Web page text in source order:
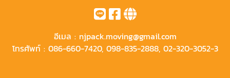
อีเมล : njpack.moving@gmail.com
โทรศัพท์ : 086-660-7420, 098-835-2888, 02-320-3052-3